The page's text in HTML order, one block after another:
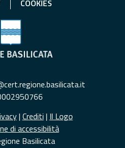
COOKIES
| Crediti | Il Logo
di accessibilità
Basilicata